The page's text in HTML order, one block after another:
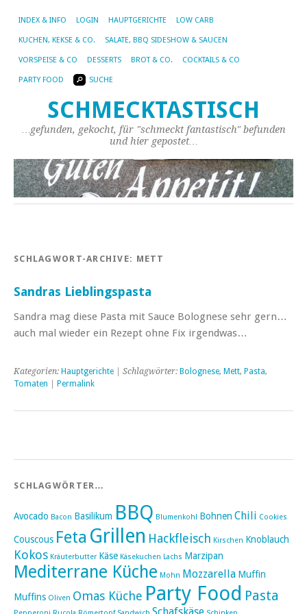
INDEX & INFO LOGIN HAUPTGERICHTE LOW CARB
KUCHEN, KEKSE & CO. SALATE, BBQ SIDESHOW & SAUCEN
VORSPEISE & CO DESSERTS BROT & CO. COCKTAILS & CO
PARTY FOOD SUCHE
SCHMECKTASTISCH
…gefunden, gekocht, für "schmeckt fantastisch" befunden
und hier gepostet…
SCHLAGWORT-ARCHIVE: METT
Sandras Lieblingspasta
Sandra mag diese Pasta mit Sauce Bolognese sehr gern…
auch mal wieder ein Rezept ohne Fix irgendwas…
Kategorien: Hauptgerichte | Schlagwörter: Bolognese, Mett, Pasta,
Tomaten
Permalink
SCHLAGWÖRTER…
Avocado Bacon Basilikum BBQ Blumenkohl Bohnen Chili Cookies
Couscous Feta Grillen Hackfleisch Kirschen Knoblauch
Kokos Kräuterbutter Käse Käsekuchen Lachs Marzipan
Mediterrane Küche Mohn Mozzarella Muffin
Muffins Oliven Omas Küche Party Food Pasta
Schafskäse